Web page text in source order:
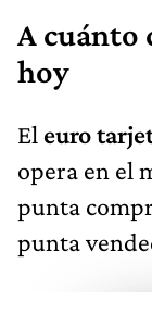
A cuánto
hoy
El euro
opera en el
punta
punta